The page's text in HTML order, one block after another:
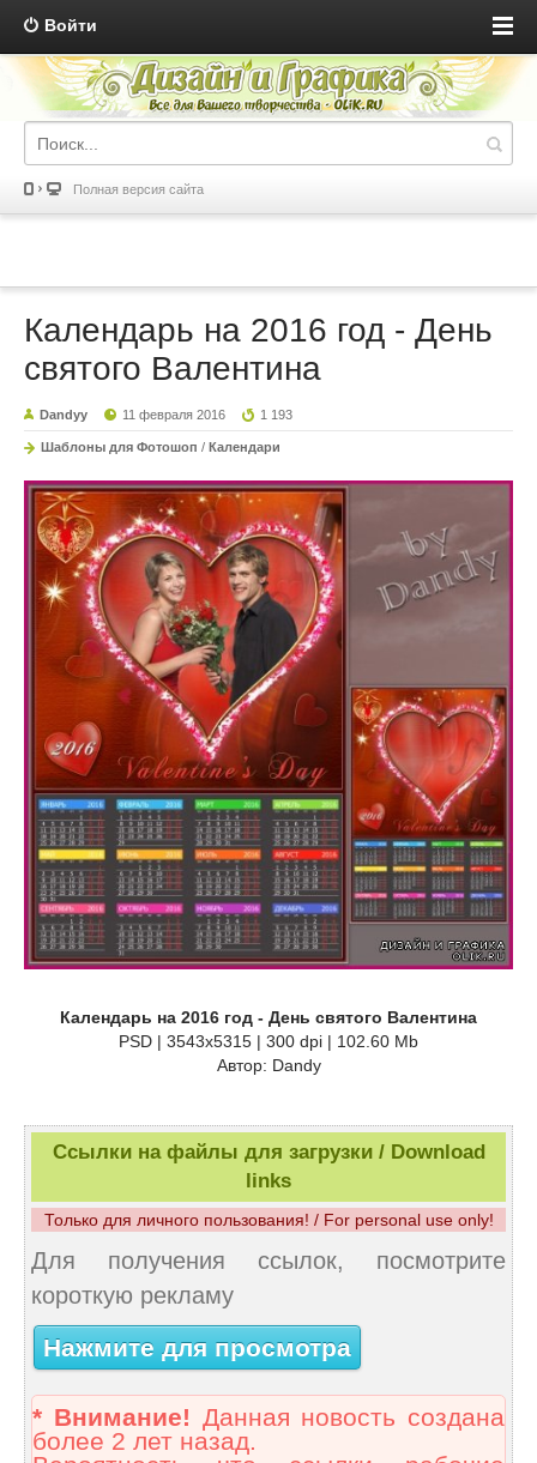
Войти
Полная версия сайта
Календарь на 2016 год - День
святого Валентина
Dandyy 11 февраля 2016 1 193
Шаблоны для Фотошоп / Календари
Календарь на 2016 год - День святого Валентина
PSD | 3543x5315 | 300 dpi | 102.60 Mb
Автор: Dandy
Ссылки на файлы для загрузки / Download
links
Только для личного пользования! / For personal use only!
Для получения ссылок, посмотрите
короткую рекламу
Нажмите для просмотра
* Внимание! Данная новость создана
более 2 лет назад.